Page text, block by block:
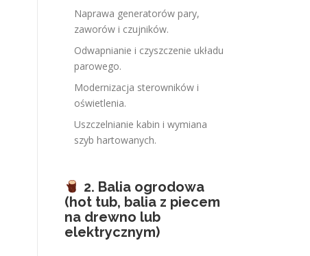
Naprawa generatorów pary,
zaworów i czujników.
Odwapnianie i czyszczenie układu
parowego.
Modernizacja sterowników i
oświetlenia.
Uszczelnianie kabin i wymiana
szyb hartowanych.
2. Balia ogrodowa
(hot tub, balia z piecem
na drewno lub
elektrycznym)